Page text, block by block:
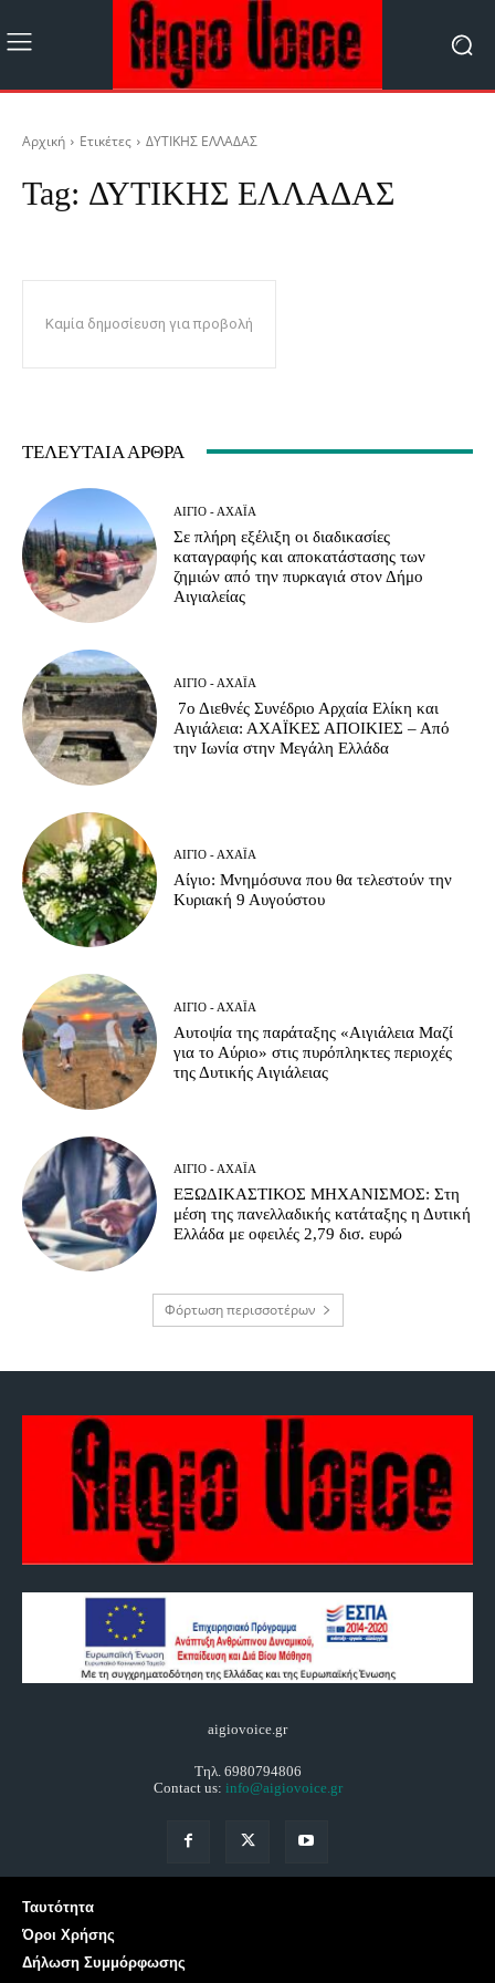
Αρχική Ετικέτες ΔΥΤΙΚΗΣ ΕΛΛΑΔΑΣ
Tag: ΔΥΤΙΚΗΣ ΕΛΛΑΔΑΣ
Καμία δημοσίευση για προβολή
ΤΕΛΕΥΤΑΊΑ ΆΡΘΡΑ
ΑΊΓΙΟ - ΑΧΑΪ́Α
Σε πλήρη εξέλιξη οι διαδικασίες
καταγραφής και αποκατάστασης των
ζημιών από την πυρκαγιά στον Δήμο
Αιγιαλείας
ΑΊΓΙΟ - ΑΧΑΪ́Α
7ο Διεθνές Συνέδριο Αρχαία Ελίκη και
Αιγιάλεια: ΑΧΑΪΚΕΣ ΑΠΟΙΚΙΕΣ – Από
την Ιωνία στην Μεγάλη Ελλάδα
ΑΊΓΙΟ - ΑΧΑΪ́Α
Αίγιο: Μνημόσυνα που θα τελεστούν την
Κυριακή 9 Αυγούστου
ΑΊΓΙΟ - ΑΧΑΪ́Α
Αυτοψία της παράταξης «Αιγιάλεια Μαζί
για το Αύριο» στις πυρόπληκτες περιοχές
της Δυτικής Αιγιάλειας
ΑΊΓΙΟ - ΑΧΑΪ́Α
ΕΞΩΔΙΚΑΣΤΙΚΟΣ ΜΗΧΑΝΙΣΜΟΣ: Στη
μέση της πανελλαδικής κατάταξης η Δυτική
Ελλάδα με οφειλές 2,79 δισ. ευρώ
Φόρτωση περισσοτέρων
aigiovoice.gr
Τηλ. 6980794806
Contact us: info@aigiovoice.gr
Ταυτότητα
Όροι Χρήσης
Δήλωση Συμμόρφωσης